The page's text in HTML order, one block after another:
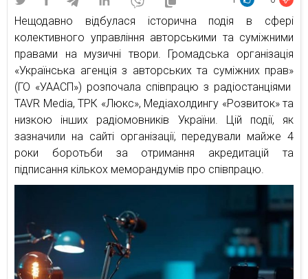
Нещодавно відбулася історична подія в сфері
колективного управління авторськими та суміжними
правами на музичні твори. Громадська організація
«Українська агенція з авторських та суміжних прав»
(ГО «УААСП») розпочала співпрацю з радіостанціями
TAVR Mediа, ТРК «Люкс», Медіахолдингу «Розвиток» та
низкою інших радіомовників України. Цій події, як
зазначили на сайті організації, передували майже 4
роки боротьби за отримання акредитацій та
підписання кількох меморандумів про співпрацю.